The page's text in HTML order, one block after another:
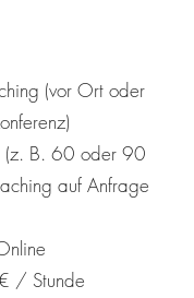
(vor Ort oder
(z. B. 60 oder 90
auf Anfrage
/ Stunde